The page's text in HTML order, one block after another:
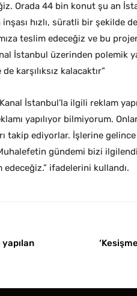
Orada 44 bin konut şu an
hızlı, süratli bir şekilde
teslim edeceğiz ve bu
İstanbul üzerinden polemik
karşılıksız kalacaktır”
İstanbul’la ilgili reklam
yapılıyor bilmiyorum.
takip ediyorlar. İşlerine
gündemi bizi
ifadelerini kullandı.
yapılan